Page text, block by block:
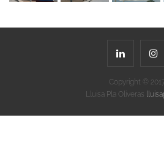
Copyright ©
Lluisa Pla Oliveras